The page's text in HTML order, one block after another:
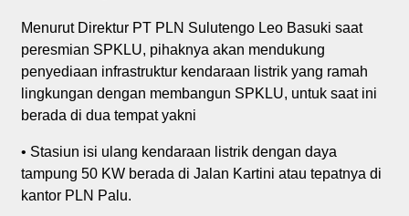
Menurut Direktur PT PLN Sulutengo Leo Basuki saat
peresmian SPKLU, pihaknya akan mendukung
penyediaan infrastruktur kendaraan listrik yang ramah
lingkungan dengan membangun SPKLU, untuk saat ini
berada di dua tempat yakni
• Stasiun isi ulang kendaraan listrik dengan daya
tampung 50 KW berada di Jalan Kartini atau tepatnya di
kantor PLN Palu.